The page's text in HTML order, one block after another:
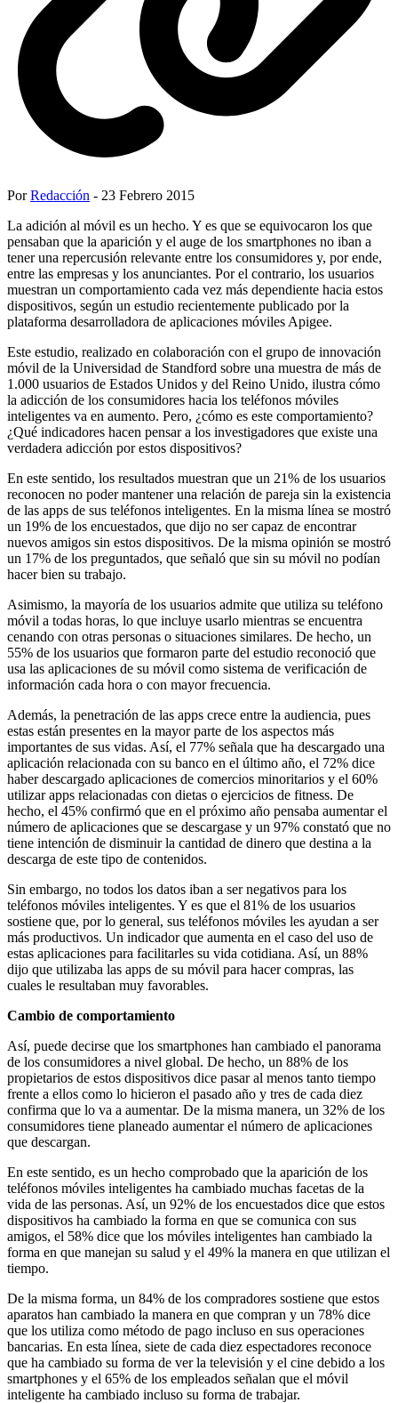
PorRedacción - 23 Febrero 2015
La adición al móvil es un hecho. Y es que se equivocaron los que
pensaban que la aparición y el auge de los smartphones no iban a
tener una repercusión relevante entre los consumidores y, por ende,
entre las empresas y los anunciantes. Por el contrario, los usuarios
muestran un comportamiento cada vez más dependiente hacia estos
dispositivos, según un estudio recientemente publicado por la
plataforma desarrolladora de aplicaciones móviles Apigee.
Este estudio, realizado en colaboración con el grupo de innovación
móvil de la Universidad de Standford sobre una muestra de más de
1.000 usuarios de Estados Unidos y del Reino Unido, ilustra cómo
la adicción de los consumidores hacia los teléfonos móviles
inteligentes va en aumento. Pero, ¿cómo es este comportamiento?
¿Qué indicadores hacen pensar a los investigadores que existe una
verdadera adicción por estos dispositivos?
En este sentido, los resultados muestran que un 21% de los usuarios
reconocen no poder mantener una relación de pareja sin la existencia
de las apps de sus teléfonos inteligentes. En la misma línea se mostró
un 19% de los encuestados, que dijo no ser capaz de encontrar
nuevos amigos sin estos dispositivos. De la misma opinión se mostró
un 17% de los preguntados, que señaló que sin su móvil no podían
hacer bien su trabajo.
Asimismo, la mayoría de los usuarios admite que utiliza su teléfono
móvil a todas horas, lo que incluye usarlo mientras se encuentra
cenando con otras personas o situaciones similares. De hecho, un
55% de los usuarios que formaron parte del estudio reconoció que
usa las aplicaciones de su móvil como sistema de verificación de
información cada hora o con mayor frecuencia.
Además, la penetración de las apps crece entre la audiencia, pues
estas están presentes en la mayor parte de los aspectos más
importantes de sus vidas. Así, el 77% señala que ha descargado una
aplicación relacionada con su banco en el último año, el 72% dice
haber descargado aplicaciones de comercios minoritarios y el 60%
utilizar apps relacionadas con dietas o ejercicios de fitness. De
hecho, el 45% confirmó que en el próximo año pensaba aumentar el
número de aplicaciones que se descargase y un 97% constató que no
tiene intención de disminuir la cantidad de dinero que destina a la
descarga de este tipo de contenidos.
Sin embargo, no todos los datos iban a ser negativos para los
teléfonos móviles inteligentes. Y es que el 81% de los usuarios
sostiene que, por lo general, sus teléfonos móviles les ayudan a ser
más productivos. Un indicador que aumenta en el caso del uso de
estas aplicaciones para facilitarles su vida cotidiana. Así, un 88%
dijo que utilizaba las apps de su móvil para hacer compras, las
cuales le resultaban muy favorables.
Cambio de comportamiento
Así, puede decirse que los smartphones han cambiado el panorama
de los consumidores a nivel global. De hecho, un 88% de los
propietarios de estos dispositivos dice pasar al menos tanto tiempo
frente a ellos como lo hicieron el pasado año y tres de cada diez
confirma que lo va a aumentar. De la misma manera, un 32% de los
consumidores tiene planeado aumentar el número de aplicaciones
que descargan.
En este sentido, es un hecho comprobado que la aparición de los
teléfonos móviles inteligentes ha cambiado muchas facetas de la
vida de las personas. Así, un 92% de los encuestados dice que estos
dispositivos ha cambiado la forma en que se comunica con sus
amigos, el 58% dice que los móviles inteligentes han cambiado la
forma en que manejan su salud y el 49% la manera en que utilizan el
tiempo.
De la misma forma, un 84% de los compradores sostiene que estos
aparatos han cambiado la manera en que compran y un 78% dice
que los utiliza como método de pago incluso en sus operaciones
bancarias. En esta línea, siete de cada diez espectadores reconoce
que ha cambiado su forma de ver la televisión y el cine debido a los
smartphones y el 65% de los empleados señalan que el móvil
inteligente ha cambiado incluso su forma de trabajar.